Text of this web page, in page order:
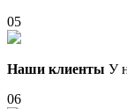
05
Наши клиенты У
06